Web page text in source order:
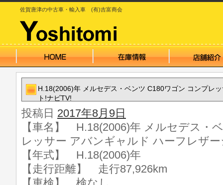
佐賀唐津の中古車・輸入車 (有)吉富商会
H.18(2006)年 メルセデス・ベンツ C180ワゴン コンプレ
ト!ナビTV!
投稿日 2017年8月9日
【車名】 H.18(2006)年 メルセデス・
レッサー アバンギャルド ハーフレザ
【年式】 H.18(2006)年
【走行距離】 走行87,926km